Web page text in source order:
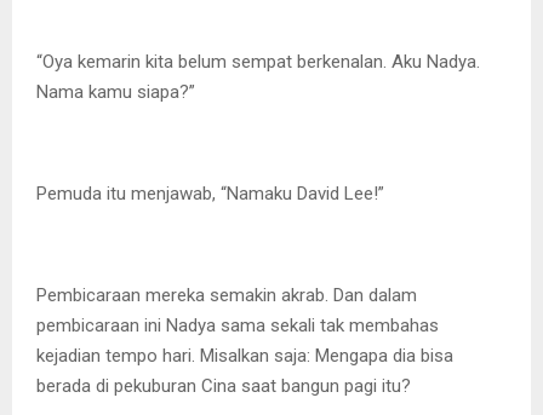
“Oya kemarin kita belum sempat berkenalan. Aku Nadya.
Nama kamu siapa?”
Pemuda itu menjawab, “Namaku David Lee!”
Pembicaraan mereka semakin akrab. Dan dalam
pembicaraan ini Nadya sama sekali tak membahas
kejadian tempo hari. Misalkan saja: Mengapa dia bisa
berada di pekuburan Cina saat bangun pagi itu?